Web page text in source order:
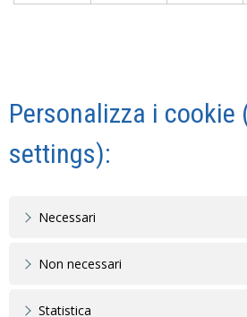
Personalizza i cookie
settings):
Necessari
Non necessari
Statistica